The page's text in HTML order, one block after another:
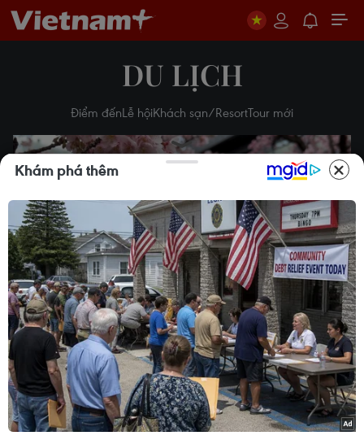
DU LỊCH
Điểm đếnLễ hộiKhách sạn/ResortTour mới
Play
Video
Hoa anh đào Atami khoe sắc
sớm tại thành phố biển của
Nhật Bản
Khám phá thêm